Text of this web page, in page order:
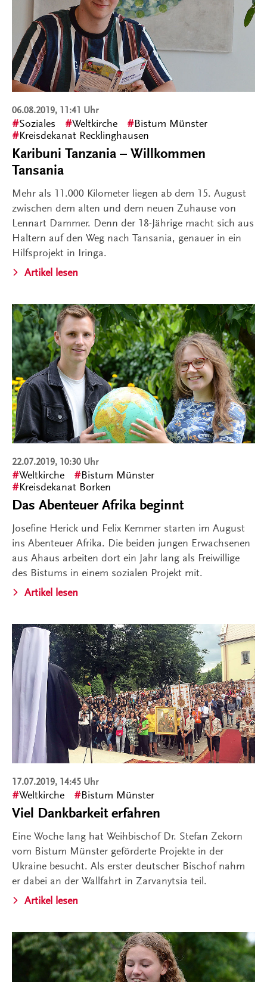
06.08.2019, 11:41 Uhr
Soziales Weltkirche
Bistum Münster
Kreisdekanat Recklinghausen
Karibuni Tanzania – Willkommen
Tansania
Mehr als 11.000 Kilometer liegen ab dem 15. August
zwischen dem alten und dem neuen Zuhause von
Lennart Dammer. Denn der 18-Jährige macht sich aus
Haltern auf den Weg nach Tansania, genauer in ein
Hilfsprojekt in Iringa.
Artikel lesen
22.07.2019, 10:30 Uhr
Weltkirche
Bistum Münster
Kreisdekanat Borken
Das Abenteuer Afrika beginnt
Josefine Herick und Felix Kemmer starten im August
ins Abenteuer Afrika. Die beiden jungen Erwachsenen
aus Ahaus arbeiten dort ein Jahr lang als Freiwillige
des Bistums in einem sozialen Projekt mit.
Artikel lesen
17.07.2019, 14:45 Uhr
Weltkirche Bistum Münster
Viel Dankbarkeit erfahren
Eine Woche lang hat Weihbischof Dr. Stefan Zekorn
vom Bistum Münster geförderte Projekte in der
Ukraine besucht. Als erster deutscher Bischof nahm
er dabei an der Wallfahrt in Zarvanytsia teil.
Artikel lesen